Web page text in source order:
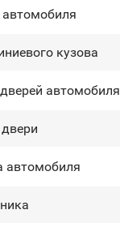
кузова
автомобиля
автомобиля